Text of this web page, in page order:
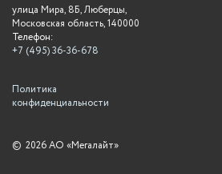
улица Мира, 8Б, Люберцы,
Московская область, 140000
Телефон:
+7 (495) 36-36-678
Политика
конфиденциальности
© 2026 АО «Мегалайт»